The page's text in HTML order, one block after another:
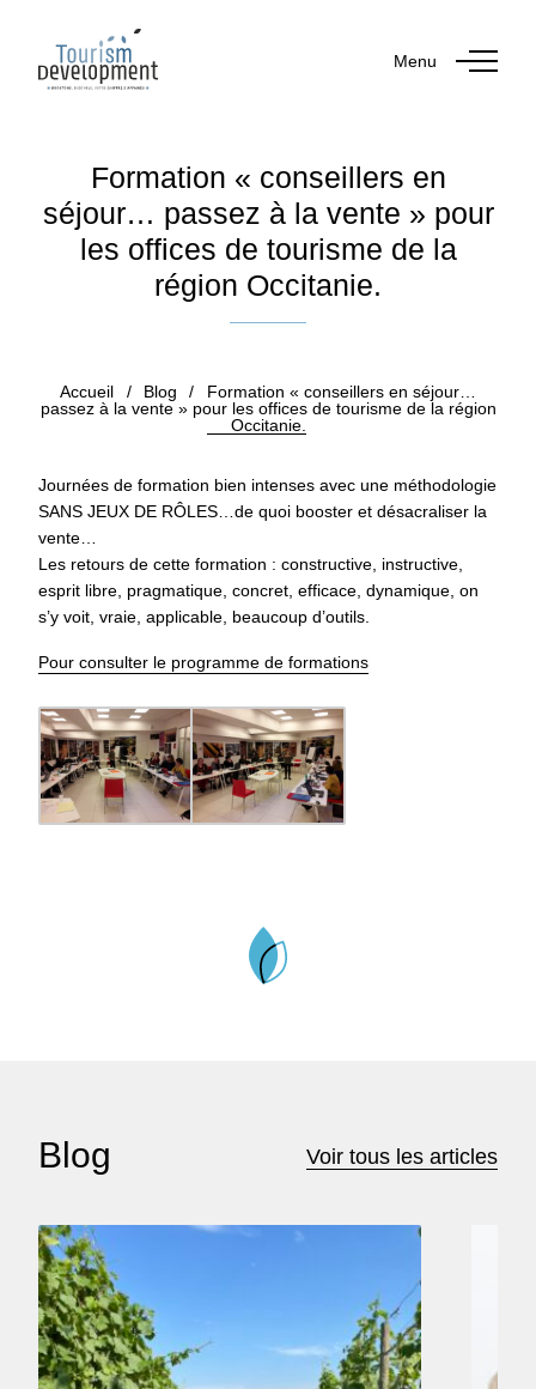
Menu
Formation « conseillers en
séjour… passez à la vente » pour
les offices de tourisme de la
région Occitanie.
Accueil / Blog /
Formation « conseillers en séjour…
passez à la vente » pour les offices de tourisme de la région
Occitanie.
Journées de formation bien intenses avec une méthodologie
SANS JEUX DE RÔLES…de quoi booster et désacraliser la
vente…
Les retours de cette formation : constructive, instructive,
esprit libre, pragmatique, concret, efficace, dynamique, on
s’y voit, vraie, applicable, beaucoup d’outils.
Pour consulter le programme de formations
Blog Voir tous les articles